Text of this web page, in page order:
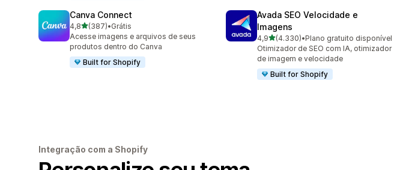
Canva Connect
4,8de 5 estrelas
(387)
387 avaliações ao todo
•Grátis
Acesse imagens e arquivos de seus
produtos dentro do Canva
Built for Shopify
Avada SEO Velocidade e
Imagens
4,9de 5 estrelas
(4.330)
4330 avaliações ao todo
•Plano gratuito disponível
Otimizador de SEO com IA, otimizador
de imagem e velocidade
Built for Shopify
Integração com a Shopify